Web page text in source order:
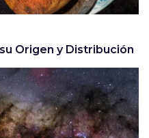
Origen y Distribución